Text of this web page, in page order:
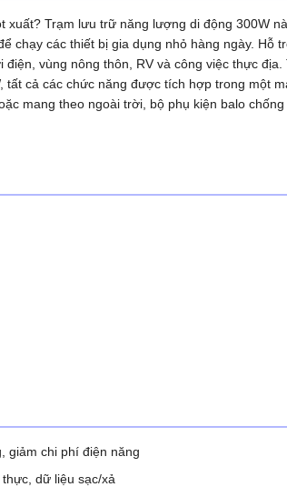
xuất? Trạm lưu trữ năng lượng di động 300W
chạy các thiết bị gia dụng nhỏ hàng ngày. Hỗ
vùng nông thôn, RV và công việc thực địa.
tất cả các chức năng được tích hợp trong một
mang theo ngoài trời, bộ phụ kiện balo chống
giảm chi phí điện năng
dữ liệu sạc/xả